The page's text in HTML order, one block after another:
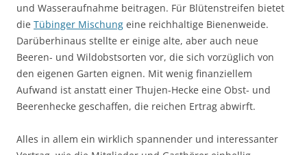
und Wasseraufnahme beitragen. Für Blütenstreifen bietet
die Tübinger Mischung eine reichhaltige Bienenweide.
Darüberhinaus stellte er einige alte, aber auch neue
Beeren- und Wildobstsorten vor, die sich vorzüglich von
den eigenen Garten eignen. Mit wenig finanziellem
Aufwand ist anstatt einer Thujen-Hecke eine Obst- und
Beerenhecke geschaffen, die reichen Ertrag abwirft.
Alles in allem ein wirklich spannender und interessanter